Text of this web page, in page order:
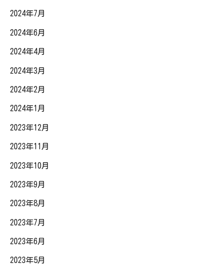
2024年7月
2024年6月
2024年4月
2024年3月
2024年2月
2024年1月
2023年12月
2023年11月
2023年10月
2023年9月
2023年8月
2023年7月
2023年6月
2023年5月